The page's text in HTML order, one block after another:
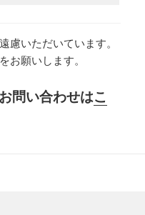
慮いただいています。
お願いします。
問い合わせはこ